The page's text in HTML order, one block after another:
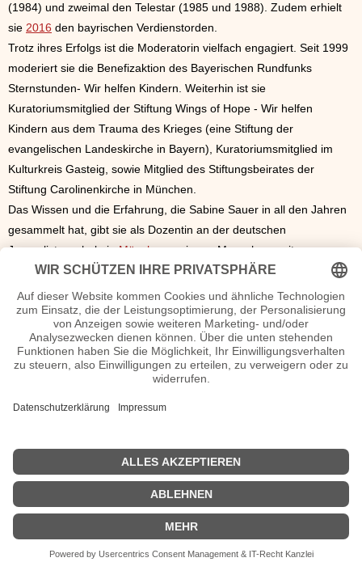
(1984) und zweimal den Telestar (1985 und 1988). Zudem erhielt
sie 2016 den bayrischen Verdienstorden.
Trotz ihres Erfolgs ist die Moderatorin vielfach engagiert. Seit 1999
moderiert sie die Benefizaktion des Bayerischen Rundfunks
Sternstunden- Wir helfen Kindern. Weiterhin ist sie
Kuratoriumsmitglied der Stiftung Wings of Hope - Wir helfen
Kindern aus dem Trauma des Krieges (eine Stiftung der
evangelischen Landeskirche in Bayern), Kuratoriumsmitglied im
Kulturkreis Gasteig, sowie Mitglied des Stiftungsbeirates der
Stiftung Carolinenkirche in München.
Das Wissen und die Erfahrung, die Sabine Sauer in all den Jahren
gesammelt hat, gibt sie als Dozentin an der deutschen
Journalistenschule inMünchenan junge Menschen weiter.
Sabine Sauer Steckbrief
Filme Sabine Sauer Sendungen etc.
1983 - Telestar
1984 - Kino Hitparade
1986 - Kino-Revue der Welterfolge
1986-1992 - Showfenster
1990-2001 - Fernweh - das Reisemagazin
2003-2020 - Wir in Bayern
| © 2013–2023 was-war-wann.de. Alle Rechte vorbehalten. |
| Impressum | Kurzbiografie deutsch | Vita |